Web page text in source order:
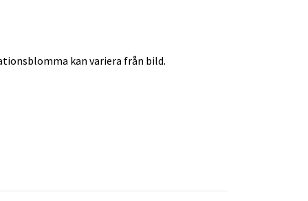
kan variera från bild.